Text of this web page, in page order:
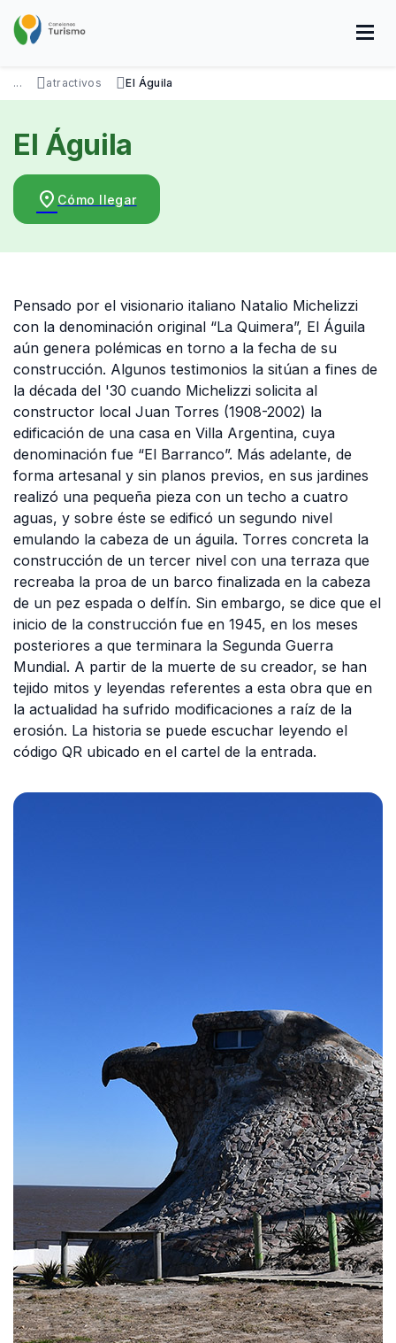
contenido
SOBRE NOSOTROS
DISFRUTÁ
VISITÁ
DATOS ÚTILES
... atractivos El Águila
El Águila
place Cómo llegar
Pensado por el visionario italiano Natalio Michelizzi
con la denominación original “La Quimera”, El Águila
aún genera polémicas en torno a la fecha de su
construcción. Algunos testimonios la sitúan a fines de
la década del '30 cuando Michelizzi solicita al
constructor local Juan Torres (1908-2002) la
edificación de una casa en Villa Argentina, cuya
denominación fue “El Barranco”. Más adelante, de
forma artesanal y sin planos previos, en sus jardines
realizó una pequeña pieza con un techo a cuatro
aguas, y sobre éste se edificó un segundo nivel
emulando la cabeza de un águila. Torres concreta la
construcción de un tercer nivel con una terraza que
recreaba la proa de un barco finalizada en la cabeza
de un pez espada o delfín. Sin embargo, se dice que el
inicio de la construcción fue en 1945, en los meses
posteriores a que terminara la Segunda Guerra
Mundial. A partir de la muerte de su creador, se han
tejido mitos y leyendas referentes a esta obra que en
la actualidad ha sufrido modificaciones a raíz de la
erosión. La historia se puede escuchar leyendo el
código QR ubicado en el cartel de la entrada.